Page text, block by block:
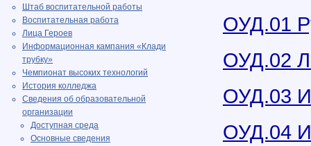
Штаб воспитательной работы
Воспитательная работа
Лица Героев
Информационная кампания «Клади
трубку»
Чемпионат высоких технологий
История колледжа
Сведения об образовательной
организации
Доступная среда
Основные сведения
ОУД.01
ОУД.02
ОУД.03
ОУД.04